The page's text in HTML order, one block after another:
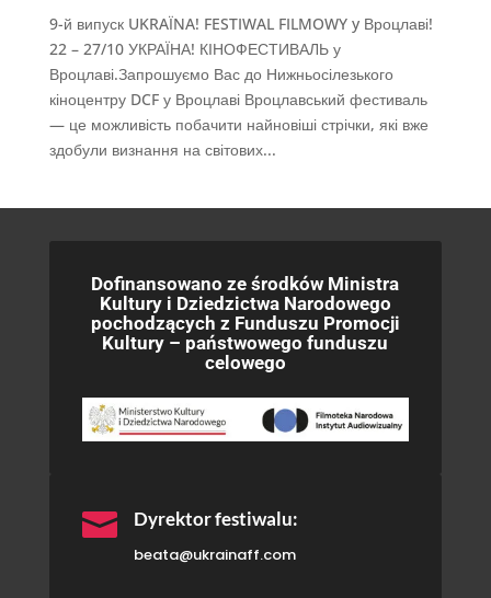
9-й випуск UKRAЇNA! FESTIWAL FILMOWY y Вроцлаві!
22 – 27/10 УКРАЇНА! КІНОФЕСТИВАЛЬ у
Вроцлаві.Запрошуємо Вас до Нижньосілезького
кіноцентру DCF у Вроцлаві Вроцлавський фестиваль
— це можливість побачити найновіші стрічки, які вже
здобули визнання на світових...
Dofinansowano ze środków Ministra
Kultury i Dziedzictwa Narodowego
pochodzących z Funduszu Promocji
Kultury – państwowego funduszu
celowego
 Dyrektor festiwalu:
beata@ukrainaff.com